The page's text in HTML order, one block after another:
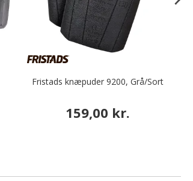
Fristads knæpuder 9200, Grå/Sort
159,00 kr.